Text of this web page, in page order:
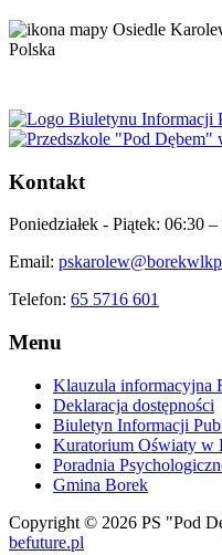
Osiedle
Polska
Kontakt
Poniedziałek - Piątek: 06:30 –
Email:
Telefon: 65 5716 601
Menu
Klauzula informacyjna
Deklaracja dostępności
Biuletyn Informacji
Kuratorium Oświaty w
Poradnia
Gmina Borek
Copyright © 2026 PS "Pod
befuture.pl